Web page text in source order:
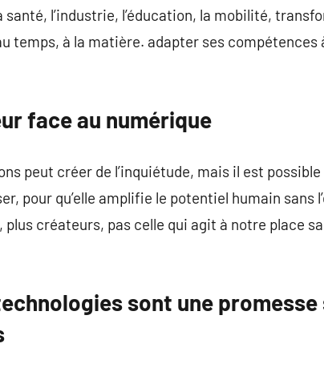
l’industrie, l’éducation, la mobilité,
temps, à la matière. adapter ses compétences
face au numérique
peut créer de l’inquiétude, mais il est
pour qu’elle amplifie le potentiel humain sans
plus créateurs, pas celle qui agit à notre place
sont une